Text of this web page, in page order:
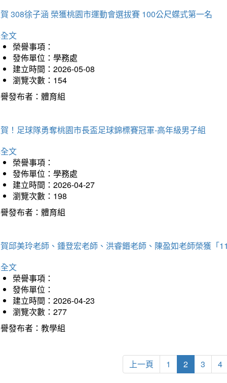
308徐子涵 榮獲桃園市運動會選拔賽 100公尺蝶式第一名
文
榮譽事項：
發佈單位：學務處
建立時間：2026-05-08
瀏覽次數：154
發布者：體育組
！足球隊勇奪桃園市長盃足球錦標賽冠軍-高年級男子組
文
榮譽事項：
發佈單位：學務處
建立時間：2026-04-27
瀏覽次數：198
發布者：體育組
邱美玲老師、鍾登宏老師、洪睿鍲老師、陳盈如老師榮獲「
文
榮譽事項：
發佈單位：
建立時間：2026-04-23
瀏覽次數：277
發布者：教學組
上一頁 1 2 3 4